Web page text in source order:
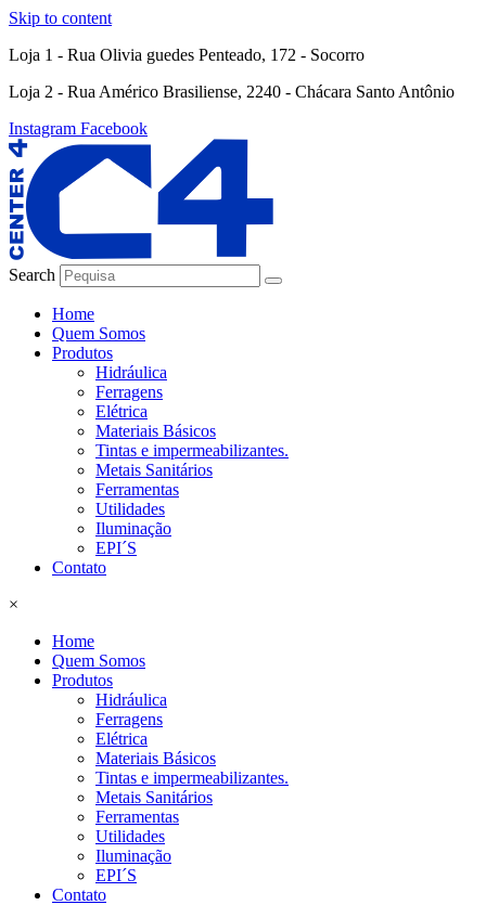
Skip to content
Loja 1 - Rua Olivia guedes Penteado, 172 - Socorro
Loja 2 - Rua Américo Brasiliense, 2240 - Chácara Santo Antônio
Instagram Facebook
Search
Home
Quem Somos
Produtos
Hidráulica
Ferragens
Elétrica
Materiais Básicos
Tintas e impermeabilizantes.
Metais Sanitários
Ferramentas
Utilidades
Iluminação
EPI´S
Contato
×
Home
Quem Somos
Produtos
Hidráulica
Ferragens
Elétrica
Materiais Básicos
Tintas e impermeabilizantes.
Metais Sanitários
Ferramentas
Utilidades
Iluminação
EPI´S
Contato